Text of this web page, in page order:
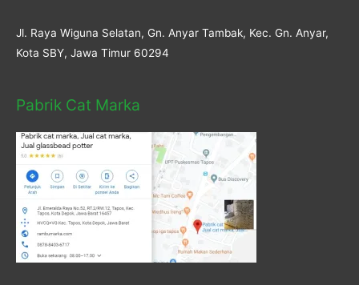
Jl. Raya Wiguna Selatan, Gn. Anyar Tambak, Kec. Gn. Anyar,
Kota SBY, Jawa Timur 60294
Pabrik Cat Marka